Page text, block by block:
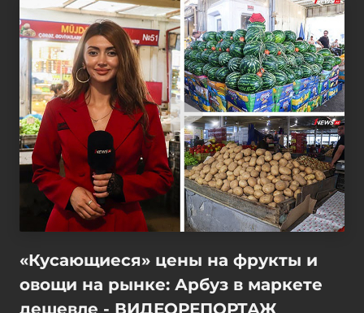
«Кусающиеся» цены на фрукты и
овощи на рынке: Арбуз в маркете